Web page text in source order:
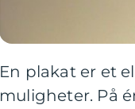
En plakat er et
muligheter. På